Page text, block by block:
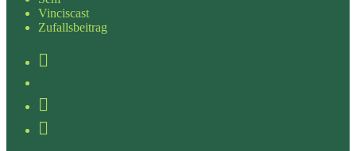
Vinciscast
Zufallsbeitrag